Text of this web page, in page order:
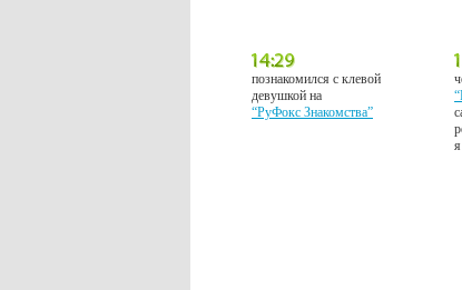
познакомился с клевой
девушкой на
“РуФокс Знакомства”